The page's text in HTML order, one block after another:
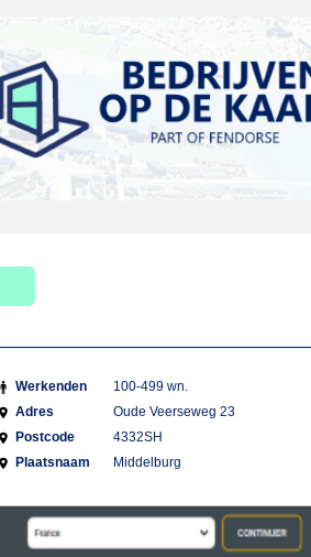
Werkenden
100-499 wn.
Adres
Oude Veerseweg 23
Postcode
4332SH
Plaatsnaam
Middelburg